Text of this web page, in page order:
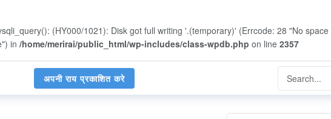
(HY000/1021): Disk got full writing '.(temporary)' (Errcode: 28 "No space
in /home/merirai/public_html/wp-includes/class-wpdb.php on line 2357
अपनी राय प्रकाशित करे